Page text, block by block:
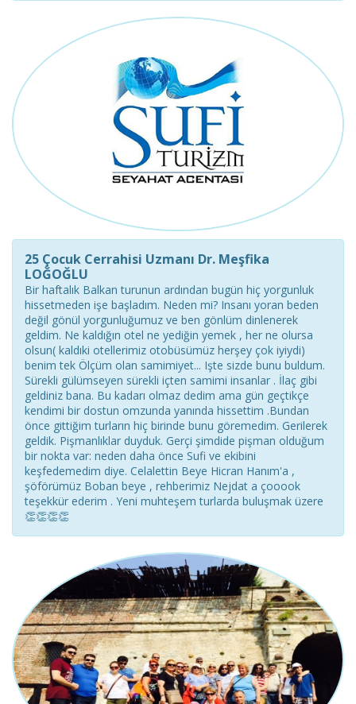
25 Çocuk Cerrahisi Uzmanı Dr. Meşfika
LOĞOĞLU
Bir haftalık Balkan turunun ardından bugün hiç yorgunluk
hissetmeden işe başladım. Neden mi? Insanı yoran beden
değil gönül yorgunluğumuz ve ben gönlüm dinlenerek
geldim. Ne kaldığın otel ne yediğin yemek , her ne olursa
olsun( kaldıki otellerimiz otobüsümüz herşey çok iyiydi)
benim tek Ölçüm olan samimiyet... Işte sizde bunu buldum.
Sürekli gülümseyen sürekli içten samimi insanlar . İlaç gibi
geldiniz bana. Bu kadarı olmaz dedim ama gün geçtikçe
kendimi bir dostun omzunda yanında hissettim .Bundan
önce gittiğim turların hiç birinde bunu göremedim. Gerilerek
geldik. Pişmanlıklar duyduk. Gerçi şimdide pişman olduğum
bir nokta var: neden daha önce Sufi ve ekibini
keşfedemedim diye. Celalettin Beye Hicran Hanım'a ,
şöförümüz Boban beye , rehberimiz Nejdat a çooook
teşekkür ederim . Yeni muhteşem turlarda buluşmak üzere
👏👏👏👏